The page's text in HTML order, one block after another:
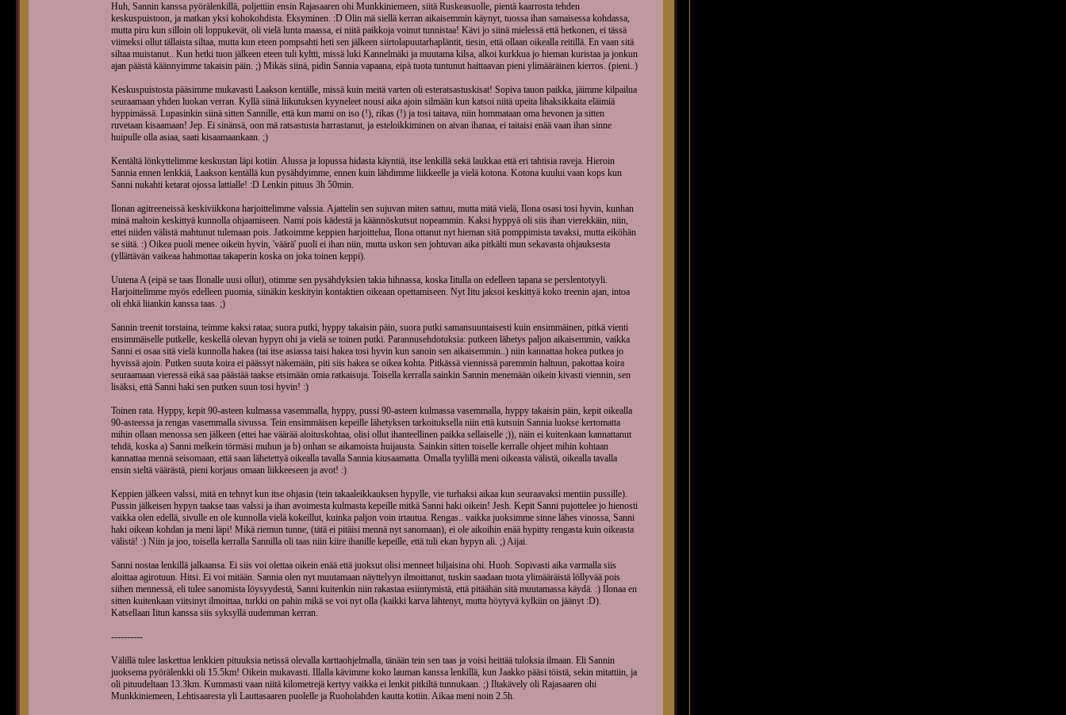
Huh, Sannin kanssa pyörälenkillä, poljettiin ensin Rajasaaren ohi Munkkiniemeen, siitä Ruskeasuolle, pientä kaarrosta tehden
keskuspuistoon, ja matkan yksi kohokohdista. Eksyminen. :D Olin mä siellä kerran aikaisemmin käynyt, tuossa ihan samaisessa kohdassa,
mutta piru kun silloin oli loppukevät, oli vielä lunta maassa, ei niitä paikkoja voinut tunnistaa! Kävi jo siinä mielessä että hetkonen, ei tässä
viimeksi ollut tällaista siltaa, mutta kun eteen pompsahti heti sen jälkeen siirtolapuutarhapläntit, tiesin, että ollaan oikealla reitillä. En vaan sitä
siltaa muistanut.. Kun hetki tuon jälkeen eteen tuli kyltti, missä luki Kannelmäki ja muutama kilsa, alkoi kurkkua jo hieman kuristaa ja jonkun
ajan päästä käännyimme takaisin päin. ;) Mikäs siinä, pidin Sannia vapaana, eipä tuota tuntunut haittaavan pieni ylimääräinen kierros. (pieni..)
Keskuspuistosta pääsimme mukavasti Laakson kentälle, missä kuin meitä varten oli esteratsastuskisat! Sopiva tauon paikka, jäimme kilpailua
seuraamaan yhden luokan verran. Kyllä siinä liikutuksen kyyneleet nousi aika ajoin silmään kun katsoi niitä upeita lihaksikkaita eläimiä
hyppimässä. Lupasinkin siinä sitten Sannille, että kun mami on iso (!), rikas (!) ja tosi taitava, niin hommataan oma hevonen ja sitten
ruvetaan kisaamaan! Jep. Ei sinänsä, oon mä ratsastusta harrastanut, ja esteloikkiminen on aivan ihanaa, ei taitaisi enää vaan ihan sinne
huipulle olla asiaa, saati kisaamaankaan. ;)
Kentältä lönkyttelimme keskustan läpi kotiin. Alussa ja lopussa hidasta käyntiä, itse lenkillä sekä laukkaa että eri tahtisia raveja. Hieroin
Sannia ennen lenkkiä, Laakson kentällä kun pysähdyimme, ennen kuin lähdimme liikkeelle ja vielä kotona. Kotona kuului vaan kops kun
Sanni nukahti ketarat ojossa lattialle! :D Lenkin pituus 3h 50min.
Ilonan agitreeneissä keskiviikkona harjoittelimme valssia. Ajattelin sen sujuvan miten sattuu, mutta mitä vielä, Ilona osasi tosi hyvin, kunhan
minä maltoin keskittyä kunnolla ohjaamiseen. Nami pois kädestä ja käännöskutsut nopeammin. Kaksi hyppyä oli siis ihan vierekkäin, niin,
ettei niiden välistä mahtunut tulemaan pois. Jatkoimme keppien harjoittelua, Ilona ottanut nyt hieman sitä pomppimista tavaksi, mutta eiköhän
se siitä. :) Oikea puoli menee oikein hyvin, 'väärä' puoli ei ihan niin, mutta uskon sen johtuvan aika pitkälti mun sekavasta ohjauksesta
(yllättävän vaikeaa hahmottaa takaperin koska on joka toinen keppi).
Uutena A (eipä se taas Ilonalle uusi ollut), otimme sen pysähdyksien takia hihnassa, koska Iitulla on edelleen tapana se perslentotyyli.
Harjoittelimme myös edelleen puomia, siinäkin keskityin kontaktien oikeaan opettamiseen. Nyt Iitu jaksoi keskittyä koko treenin ajan, intoa
oli ehkä liiankin kanssa taas. ;)
Sannin treenit torstaina, teimme kaksi rataa; suora putki, hyppy takaisin päin, suora putki samansuuntaisesti kuin ensimmäinen, pitkä vienti
ensimmäiselle putkelle, keskellä olevan hypyn ohi ja vielä se toinen putki. Parannusehdotuksia: putkeen lähetys paljon aikaisemmin, vaikka
Sanni ei osaa sitä vielä kunnolla hakea (tai itse asiassa taisi hakea tosi hyvin kun sanoin sen aikaisemmin..) niin kannattaa hokea putkea jo
hyvissä ajoin. Putken suuta koira ei päässyt näkemään, piti siis hakea se oikea kohta. Pitkässä viennissä paremmin haltuun, pakottaa koira
seuraamaan vieressä eikä saa päästää taakse etsimään omia ratkaisuja. Toisella kerralla sainkin Sannin menemään oikein kivasti viennin, sen
lisäksi, että Sanni haki sen putken suun tosi hyvin! :)
Toinen rata. Hyppy, kepit 90-asteen kulmassa vasemmalla, hyppy, pussi 90-asteen kulmassa vasemmalla, hyppy takaisin päin, kepit oikealla
90-asteessa ja rengas vasemmalla sivussa. Tein ensimmäisen kepeille lähetyksen tarkoituksella niin että kutsuin Sannia luokse kertomatta
mihin ollaan menossa sen jälkeen (ettei hae väärää aloituskohtaa, olisi ollut ihanteellinen paikka sellaiselle ;)), näin ei kuitenkaan kannattanut
tehdä, koska a) Sanni melkein törmäsi muhun ja b) onhan se aikamoista huijausta. Sainkin sitten toiselle kerralle ohjeet mihin kohtaan
kannattaa mennä seisomaan, että saan lähetettyä oikealla tavalla Sannia kiusaamatta. Omalla tyylillä meni oikeasta välistä, oikealla tavalla
ensin sieltä väärästä, pieni korjaus omaan liikkeeseen ja avot! :)
Keppien jälkeen valssi, mitä en tehnyt kun itse ohjasin (tein takaaleikkauksen hypylle, vie turhaksi aikaa kun seuraavaksi mentiin pussille).
Pussin jälkeisen hypyn taakse taas valssi ja ihan avoimesta kulmasta kepeille mitkä Sanni haki oikein! Jesh. Kepit Sanni pujottelee jo hienosti
vaikka olen edellä, sivulle en ole kunnolla vielä kokeillut, kuinka paljon voin irtautua. Rengas.. vaikka juoksimme sinne lähes vinossa, Sanni
haki oikean kohdan ja meni läpi! Mikä riemun tunne, (tätä ei pitäisi mennä nyt sanomaan), ei ole aikoihin enää hypitty rengasta kuin oikeasta
välistä! :) Niin ja joo, toisella kerralla Sannilla oli taas niin kiire ihanille kepeille, että tuli ekan hypyn ali. ;) Aijai.
Sanni nostaa lenkillä jalkaansa. Ei siis voi olettaa oikein enää että juoksut olisi menneet hiljaisina ohi. Huoh. Sopivasti aika varmalla siis
aloittaa agirotuun. Hitsi. Ei voi mitään. Sannia olen nyt muutamaan näyttelyyn ilmoittanut, tuskin saadaan tuota ylimääräistä löllyvää pois
siihen mennessä, eli tulee sanomista löysyydestä, Sanni kuitenkin niin rakastaa esiintymistä, että pitäähän sitä muutamassa käydä. :) Ilonaa en
sitten kuitenkaan viitsinyt ilmoittaa, turkki on pahin mikä se voi nyt olla (kaikki karva lähtenyt, mutta höytyvä kylkiin on jäänyt :D).
Katsellaan Iitun kanssa siis syksyllä uudemman kerran.
----------
Välillä tulee laskettua lenkkien pituuksia netissä olevalla karttaohjelmalla, tänään tein sen taas ja voisi heittää tuloksia ilmaan. Eli Sannin
juoksema pyörälenkki oli 15.5km! Oikein mukavasti. Illalla kävimme koko lauman kanssa lenkillä, kun Jaakko pääsi töistä, sekin mitattiin, ja
oli pituudeltaan 13.3km. Kummasti vaan niitä kilometrejä kertyy vaikka ei lenkit pitkiltä tunnukaan. ;) Iltakävely oli Rajasaaren ohi
Munkkiniemeen, Lehtisaaresta yli Lauttasaaren puolelle ja Ruoholahden kautta kotiin. Aikaa meni noin 2.5h.